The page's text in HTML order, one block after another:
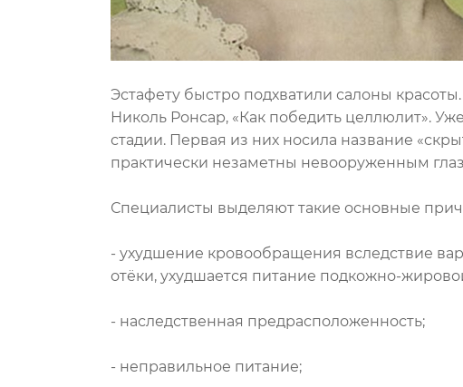
Эстафету быстро подхватили салоны
Николь Ронсар, «Как победить целлюлит».
стадии. Первая из них носила название
практически незаметны невооруженным
Специалисты выделяют такие основные
- ухудшение кровообращения вследствие
отёки, ухудшается питание подкожно-
- наследственная предрасположенность;
- неправильное питание;